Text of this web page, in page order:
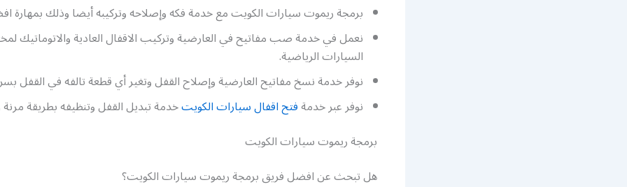
برمجة ريموت سيارات الكويت مع خدمة فكه وإصلاحه وتركيبه أيضا وذلك بمهارة
نعمل في خدمة صب مفاتيح في العارضية وتركيب الاقفال العادية والاتوماتيك
السيارات الرياضية.
نوفر خدمة نسخ مفاتيح العارضية وإصلاح القفل وتغير أي قطعة تالفه في القفل
نوفر عبر خدمةفتح اقفال سيارات الكويتخدمة تبديل القفل وتنظيفه بطريقة مرنة
برمجة ريموت سيارات الكويت
هل تبحث عن افضل فريق برمجة ريموت سيارات الكويت؟